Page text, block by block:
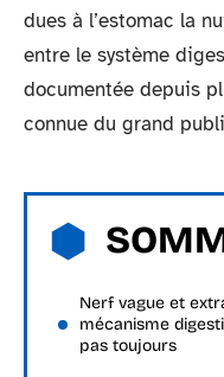
dues à l’estomac la
entre le système
documentée depuis
connue du grand
Nerf vague et
mécanisme
pas toujours